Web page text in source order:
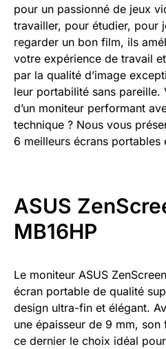
pour un passionné de jeux
travailler, pour étudier, pour
regarder un bon film, ils
votre expérience de travail
par la qualité d’image
leur portabilité sans pareille.
d’un moniteur performant
technique ? Nous vous
6 meilleurs écrans portables
ASUS
MB16HP
Le moniteur ASUS
écran portable de qualité
design ultra-fin et élégant.
une épaisseur de 9 mm,
ce dernier le choix idéal